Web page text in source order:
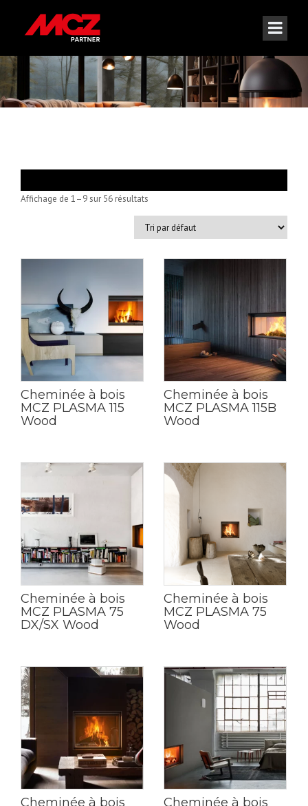
Affichage de 1–9 sur 56 résultats
Cheminée à bois
MCZ PLASMA 115
Wood
Cheminée à bois
MCZ PLASMA 115B
Wood
Cheminée à bois
MCZ PLASMA 75
DX/SX Wood
Cheminée à bois
MCZ PLASMA 75
Wood
Cheminée à bois
Cheminée à bois